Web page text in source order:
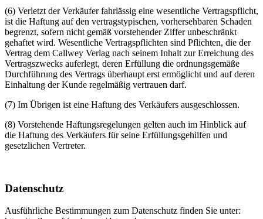
(6) Verletzt der Verkäufer fahrlässig eine wesentliche Vertragspflicht,
ist die Haftung auf den vertragstypischen, vorhersehbaren Schaden
begrenzt, sofern nicht gemäß vorstehender Ziffer unbeschränkt
gehaftet wird. Wesentliche Vertragspflichten sind Pflichten, die der
Vertrag dem Callwey Verlag nach seinem Inhalt zur Erreichung des
Vertragszwecks auferlegt, deren Erfüllung die ordnungsgemäße
Durchführung des Vertrags überhaupt erst ermöglicht und auf deren
Einhaltung der Kunde regelmäßig vertrauen darf.
(7) Im Übrigen ist eine Haftung des Verkäufers ausgeschlossen.
(8) Vorstehende Haftungsregelungen gelten auch im Hinblick auf
die Haftung des Verkäufers für seine Erfüllungsgehilfen und
gesetzlichen Vertreter.
Datenschutz
Ausführliche Bestimmungen zum Datenschutz finden Sie unter: